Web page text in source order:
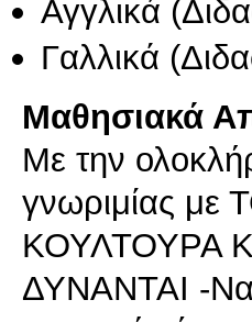
Αγγλικά
Γαλλικά
Μαθησιακά
Mε την
γνωριμίας
ΚΟΥΛΤΟΥΡΑ
ΔΥΝΑΝΤΑΙ -Να